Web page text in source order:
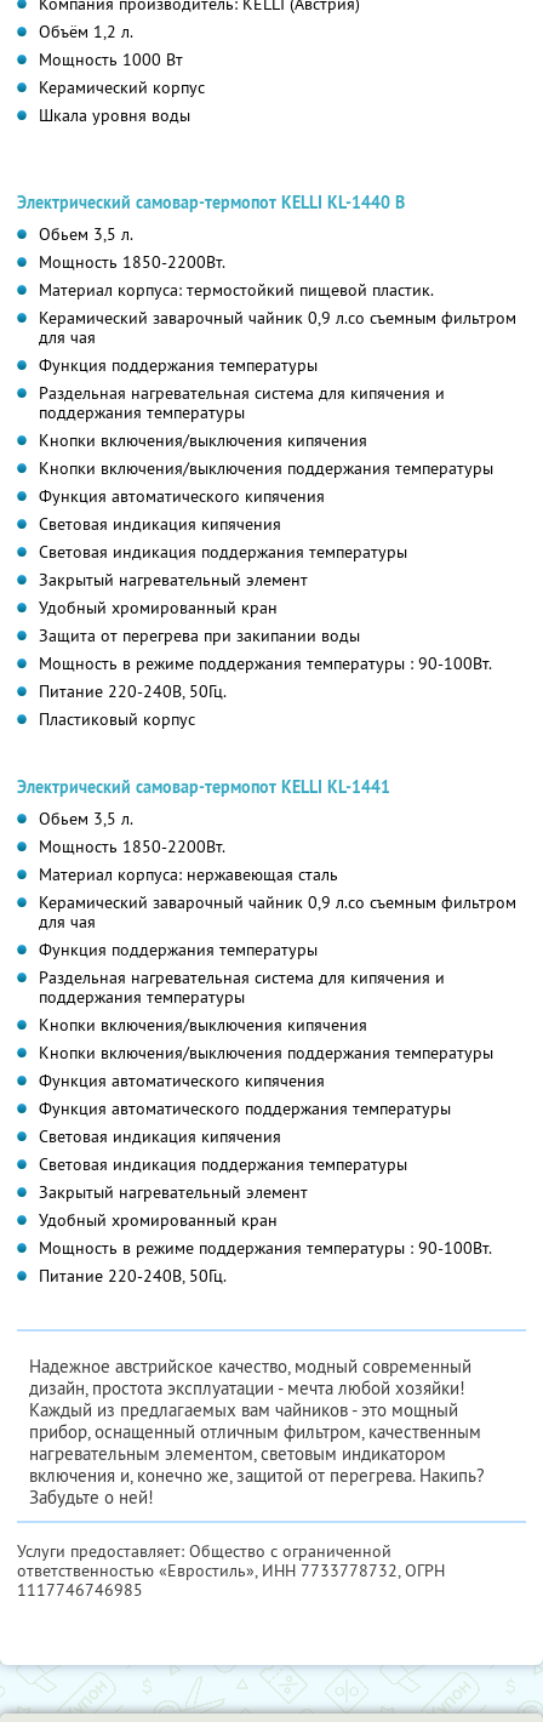
Объём 1,2 л.
Мощность 1000 Вт
Керамический корпус
Шкала уровня воды
Электрический самовар-термопот KELLI KL-1440 B
Обьем 3,5 л.
Мощность 1850-2200Вт.
Материал корпуса: термостойкий пищевой пластик.
Керамический заварочный чайник 0,9 л.со съемным фильтром
для чая
Функция поддержания температуры
Раздельная нагревательная система для кипячения и
поддержания температуры
Кнопки включения/выключения кипячения
Кнопки включения/выключения поддержания температуры
Функция автоматического кипячения
Световая индикация кипячения
Световая индикация поддержания температуры
Закрытый нагревательный элемент
Удобный хромированный кран
Защита от перегрева при закипании воды
Мощность в режиме поддержания температуры : 90-100Вт.
Питание 220-240В, 50Гц.
Пластиковый корпус
Электрический самовар-термопот KELLI KL-1441
Обьем 3,5 л.
Мощность 1850-2200Вт.
Материал корпуса: нержавеющая сталь
Керамический заварочный чайник 0,9 л.со съемным фильтром
для чая
Функция поддержания температуры
Раздельная нагревательная система для кипячения и
поддержания температуры
Кнопки включения/выключения кипячения
Кнопки включения/выключения поддержания температуры
Функция автоматического кипячения
Функция автоматического поддержания температуры
Световая индикация кипячения
Световая индикация поддержания температуры
Закрытый нагревательный элемент
Удобный хромированный кран
Мощность в режиме поддержания температуры : 90-100Вт.
Питание 220-240В, 50Гц.
Надежное австрийское качество, модный современный
дизайн, простота эксплуатации - мечта любой хозяйки!
Каждый из предлагаемых вам чайников - это мощный
прибор, оснащенный отличным фильтром, качественным
нагревательным элементом, световым индикатором
включения и, конечно же, защитой от перегрева. Накипь?
Забудьте о ней!
Услуги предоставляет: Общество с ограниченной
ответственностью «Евростиль», ИНН 7733778732, ОГРН
1117746746985